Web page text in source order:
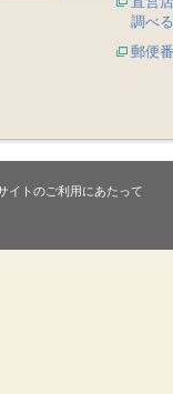
調べる
郵便
イトのご利用にあたって